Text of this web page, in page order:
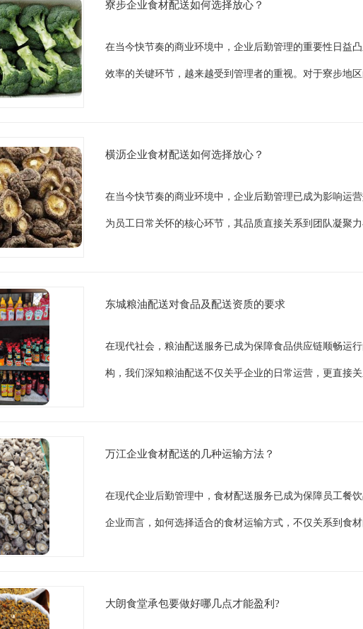
寮步企业食材配送如何选择放心？
在当今快节奏的商业环境中，企业后勤管理的重要性日益
效率的关键环节，越来越受到管理者的重视。对于寮步地
横沥企业食材配送如何选择放心？
在当今快节奏的商业环境中，企业后勤管理已成为影响运
为员工日常关怀的核心环节，其品质直接关系到团队凝聚
东城粮油配送对食品及配送资质的要求
在现代社会，粮油配送服务已成为保障食品供应链顺畅运
构，我们深知粮油配送不仅关乎企业的日常运营，更直接
万江企业食材配送的几种运输方法？
在现代企业后勤管理中，食材配送服务已成为保障员工餐
企业而言，如何选择适合的食材运输方式，不仅关系到食
大朗食堂承包要做好哪几点才能盈利?